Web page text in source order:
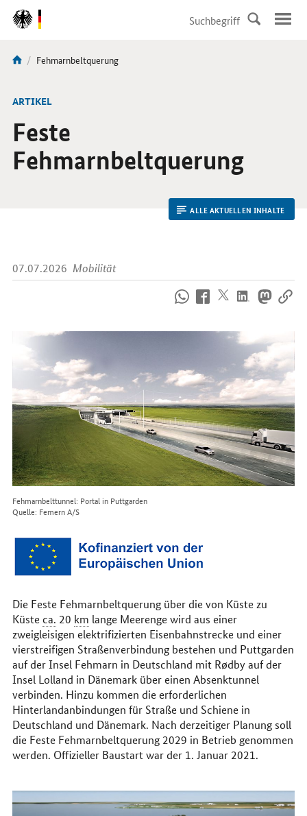
DirektZu:
Navigation
Sie
hier:
Aktuelle
Fehmarnbeltquerung
ARTIKEL
Feste
Fehmarnbeltquerung
ALLE AKTUELLEN INHALTE
07.07.2026 Mobilität
Internet
Fehmarnbelttunnel: Portal in Puttgarden
Quelle: Femern A/S
Die Feste Fehmarnbeltquerung über die von Küste zu
Küste ca. 20 km lange Meerenge wird aus einer
zweigleisigen elektrifizierten Eisenbahnstrecke und einer
vierstreifigen Straßenverbindung bestehen und Puttgarden
auf der Insel Fehmarn in Deutschland mit Rødby auf der
Insel Lolland in Dänemark über einen Absenktunnel
verbinden. Hinzu kommen die erforderlichen
Hinterlandanbindungen für Straße und Schiene in
Deutschland und Dänemark. Nach derzeitiger Planung soll
die Feste Fehmarnbeltquerung 2029 in Betrieb genommen
werden. Offizieller Baustart war der 1. Januar 2021.